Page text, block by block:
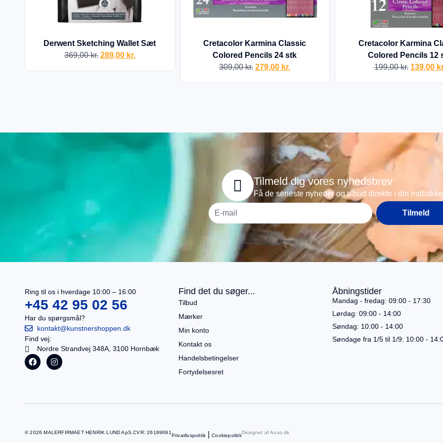
0,00 kr.
Se kurv
Derwent Sketching Wallet Sæt
369,00kr. 289,00 kr.
Cretacolor Karmina Classic
Colored Pencils 24 stk
309,00kr. 279,00 kr.
Cretacolor Karmina
Colored Pencils 12
199,00kr. 139,00
Tilmeld dig vores nyhedsbrev
Få de seneste nyheder og tilbud direkte i din indbakke
Tilmeld
Ring til os i hverdage 10:00 – 16:00
+45 42 95 02 56
Har du spørgsmål?
kontakt@kunstnershoppen.dk
Find vej:
Nordre Strandvej 348A, 3100 Hornbæk
Find det du søger...
Tilbud
Mærker
Min konto
Kontakt os
Handelsbetingelser
Fortydelsesret
Åbningstider
Mandag - fredag: 09:00 - 17:30
Lørdag: 09:00 - 14:00
Søndag: 10:00 - 14:00
Søndage fra 1/5 til 1/9: 10:00 -
© 2026 MALERFIRMAET HENRIK LUND ApS.CVR: 26189691
Privatlivspolitik |Cookiepolitik
Designet afAuxo.dk